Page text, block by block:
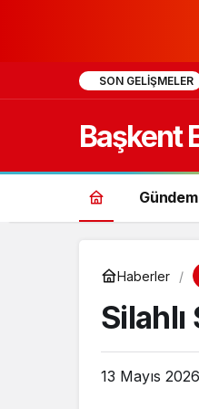
SON GELIŞMELER
Başkent
Gündem
Haberler
13 Mayıs